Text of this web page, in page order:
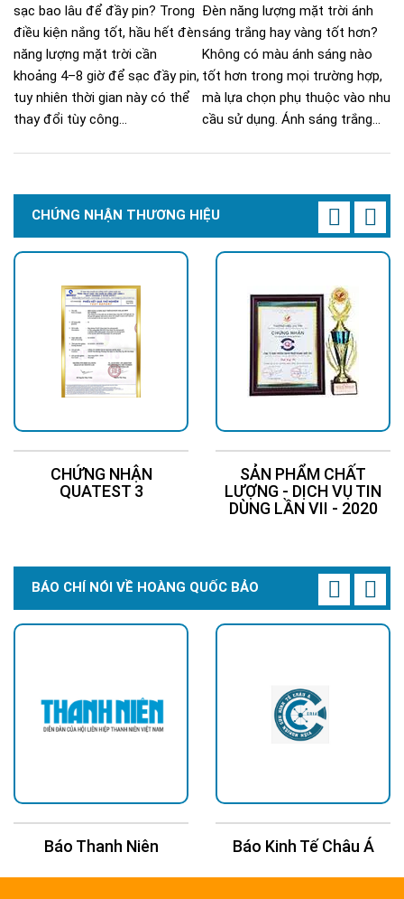
sạc bao lâu để đầy pin? Trong
điều kiện nắng tốt, hầu hết đèn
năng lượng mặt trời cần
khoảng 4–8 giờ để sạc đầy pin,
tuy nhiên thời gian này có thể
thay đổi tùy công...
Đèn năng lượng mặt trời ánh
sáng trắng hay vàng tốt hơn?
Không có màu ánh sáng nào
tốt hơn trong mọi trường hợp,
mà lựa chọn phụ thuộc vào nhu
cầu sử dụng. Ánh sáng trắng...
CHỨNG NHẬN THƯƠNG HIỆU
CHỨNG NHẬN
QUATEST 3
SẢN PHẨM CHẤT
LƯỢNG - DỊCH VỤ TIN
DÙNG LẦN VII - 2020
BÁO CHÍ NÓI VỀ HOÀNG QUỐC BẢO
Báo Kinh Tế Châu Á Báo 24H